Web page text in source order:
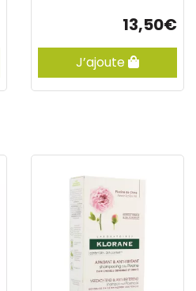
13,50€
J’ajoute